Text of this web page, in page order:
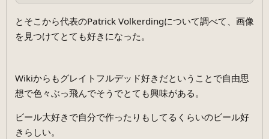
とそこから代表のPatrick Volkerdingについて調べて、画像
を見つけてとても好きになった。
Wikiからもグレイトフルデッド好きだということで自由思
想で色々ぶっ飛んでそうでとても興味がある。
ビール大好きで自分で作ったりもしてるくらいのビール好
きらしい。